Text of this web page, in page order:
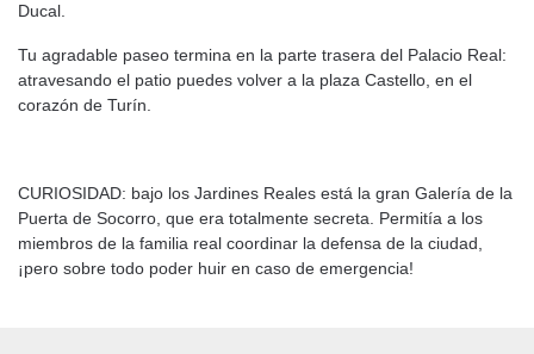
Ducal.
Tu agradable paseo termina en la parte trasera del Palacio Real:
atravesando el patio puedes volver a la plaza Castello, en el
corazón de Turín.
CURIOSIDAD: bajo los Jardines Reales está la gran Galería de la
Puerta de Socorro, que era totalmente secreta. Permitía a los
miembros de la familia real coordinar la defensa de la ciudad,
¡pero sobre todo poder huir en caso de emergencia!